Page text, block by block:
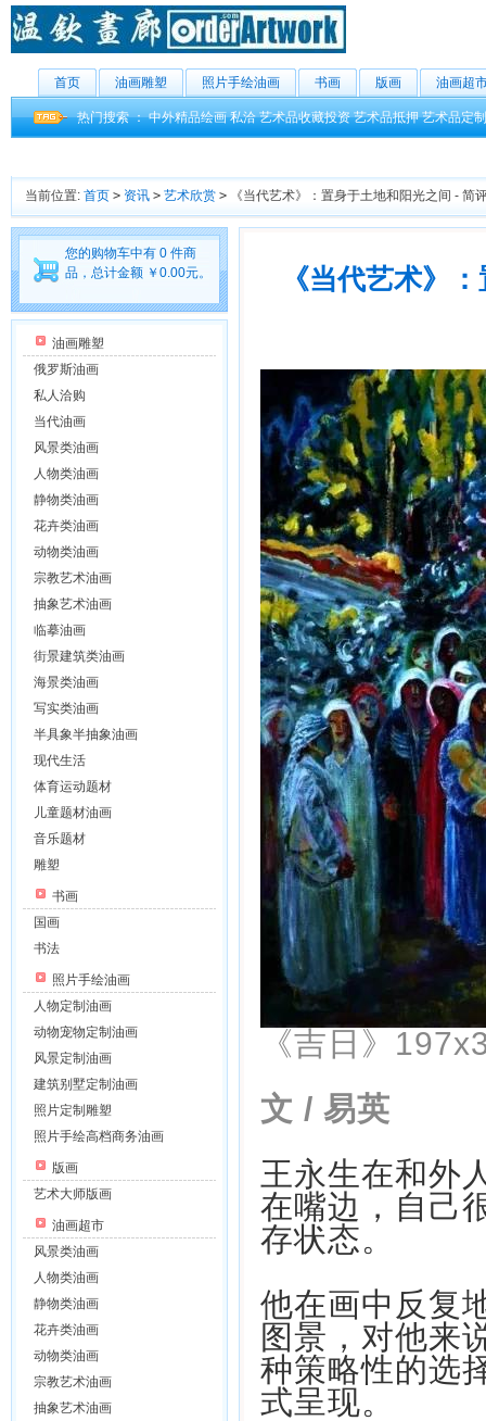
首页 油画雕塑 照片手绘油画 书画 版画 油画超
热门搜索 ：中外精品绘画 私洽 艺术品收藏投资 艺术品抵押 艺术品定制
当前位置: 首页 > 资讯 > 艺术欣赏 > 《当代艺术》：置身于土地和阳光之间 - 简
您的购物车中有 0 件商
品，总计金额 ￥0.00元。
油画雕塑
俄罗斯油画
私人洽购
当代油画
风景类油画
人物类油画
静物类油画
花卉类油画
动物类油画
宗教艺术油画
抽象艺术油画
临摹油画
街景建筑类油画
海景类油画
写实类油画
半具象半抽象油画
现代生活
体育运动题材
儿童题材油画
音乐题材
雕塑
书画
国画
书法
照片手绘油画
人物定制油画
动物宠物定制油画
风景定制油画
建筑别墅定制油画
照片定制雕塑
照片手绘高档商务油画
版画
艺术大师版画
油画超市
风景类油画
人物类油画
静物类油画
花卉类油画
动物类油画
宗教艺术油画
抽象艺术油画
《当代艺术》
《吉日》
文 / 易英
王永生在和外
在嘴边，自己
存状态。
他在画中反复
图景，对他来
种策略性的选
式呈现。